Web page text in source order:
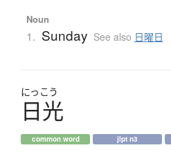
Noun
1. Sunday See also 日曜日
にっこう
日光
common word jlpt n3